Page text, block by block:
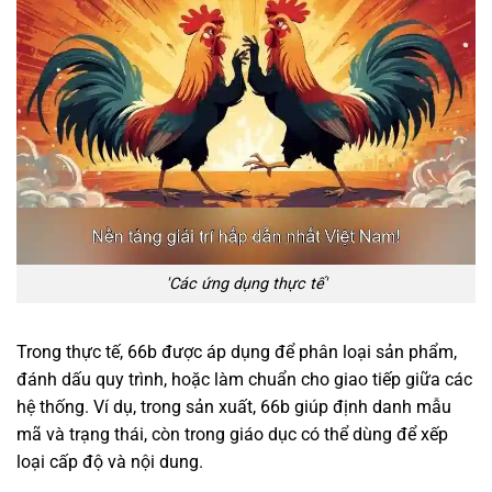
'Các ứng dụng thực tế'
Trong thực tế, 66b được áp dụng để phân loại sản phẩm,
đánh dấu quy trình, hoặc làm chuẩn cho giao tiếp giữa các
hệ thống. Ví dụ, trong sản xuất, 66b giúp định danh mẫu
mã và trạng thái, còn trong giáo dục có thể dùng để xếp
loại cấp độ và nội dung.